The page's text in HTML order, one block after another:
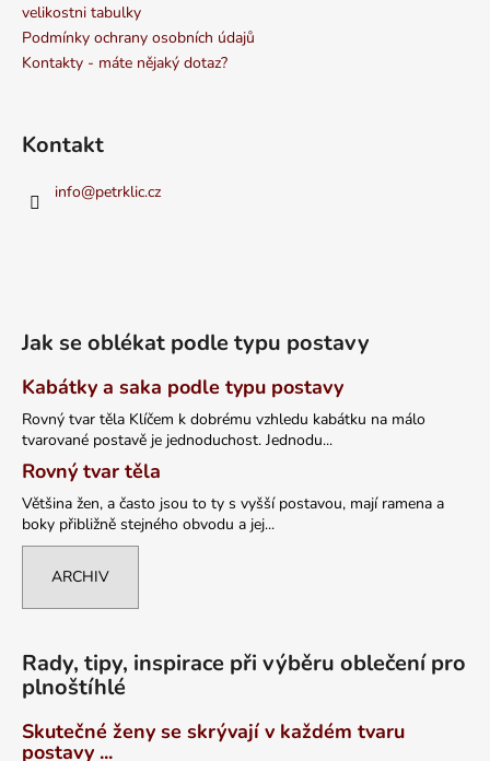
velikostni tabulky
Podmínky ochrany osobních údajů
Kontakty - máte nějaký dotaz?
Kontakt
info@petrklic.cz
Jak se oblékat podle typu postavy
Kabátky a saka podle typu postavy
Rovný tvar těla Klíčem k dobrému vzhledu kabátku na málo
tvarované postavě je jednoduchost. Jednodu...
Rovný tvar těla
Většina žen, a často jsou to ty s vyšší postavou, mají ramena a
boky přibližně stejného obvodu a jej...
ARCHIV
Rady, tipy, inspirace při výběru oblečení pro
plnoštíhlé
Skutečné ženy se skrývají v každém tvaru
postavy ...